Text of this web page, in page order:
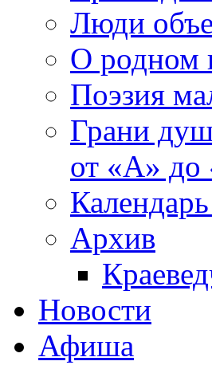
Люди
О родном
Поэзия
Грани
от «А» до
Архив
Новости
Афиша